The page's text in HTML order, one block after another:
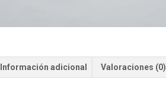
Información adicional Valoraciones (0)